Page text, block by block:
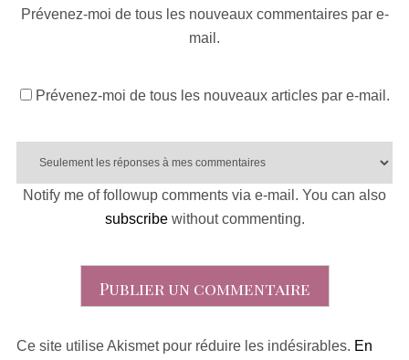
Prévenez-moi de tous les nouveaux commentaires par e-
mail.
Prévenez-moi de tous les nouveaux articles par e-mail.
Notify me of followup comments via e-mail. You can also
subscribewithout commenting.
Ce site utilise Akismet pour réduire les indésirables. En